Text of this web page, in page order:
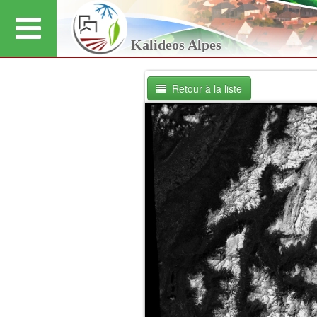
Kalideos Alpes
Retour à la liste